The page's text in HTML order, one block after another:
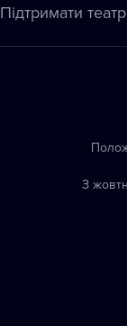
Підтримати театр
З